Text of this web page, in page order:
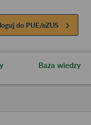
do PUE/eZUS
Baza wiedzy